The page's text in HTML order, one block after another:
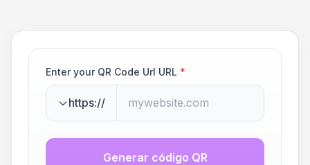
Enter your QR Code Url URL *
https://
Generar código QR